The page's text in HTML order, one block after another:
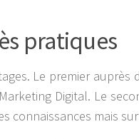
pratiques
Le premier
Digital. Le
connaissances mais